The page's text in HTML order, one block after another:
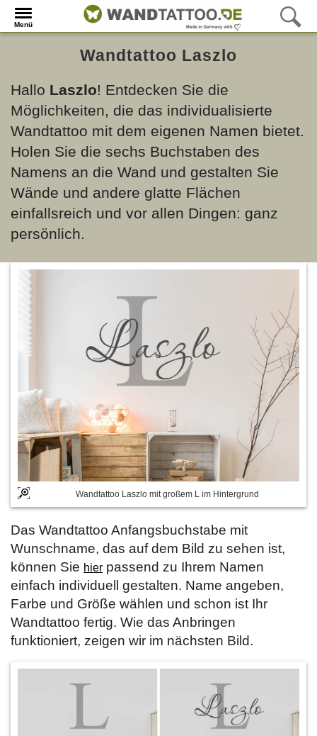
Menü
Wandtattoo Laszlo
Hallo Laszlo! Entdecken Sie die
Möglichkeiten, die das individualisierte
Wandtattoo mit dem eigenen Namen bietet.
Holen Sie die sechs Buchstaben des
Namens an die Wand und gestalten Sie
Wände und andere glatte Flächen
einfallsreich und vor allen Dingen: ganz
persönlich.
Wandtattoo Laszlo mit großem L im Hintergrund
Das Wandtattoo Anfangsbuchstabe mit
Wunschname, das auf dem Bild zu sehen ist,
können Sie hier passend zu Ihrem Namen
einfach individuell gestalten. Name angeben,
Farbe und Größe wählen und schon ist Ihr
Wandtattoo fertig. Wie das Anbringen
funktioniert, zeigen wir im nächsten Bild.